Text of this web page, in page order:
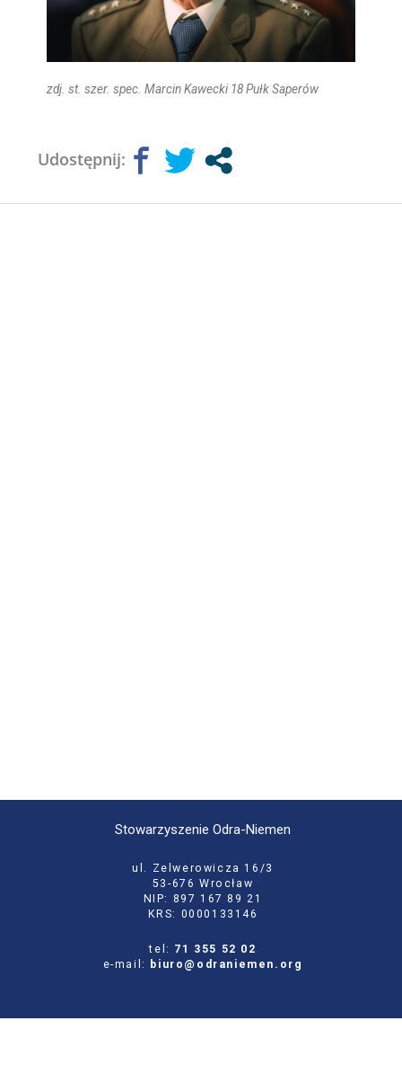
zdj. st. szer. spec. Marcin Kawecki 18 Pułk Saperów
Udostępnij:
Stowarzyszenie Odra-Niemen
ul. Zelwerowicza 16/3
53-676 Wrocław
NIP: 897 167 89 21
KRS: 0000133146
tel: 71 355 52 02
e-mail:
biuro@odraniemen.org